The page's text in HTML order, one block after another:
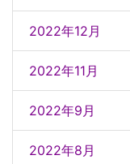
2022年12月
2022年11月
2022年9月
2022年8月